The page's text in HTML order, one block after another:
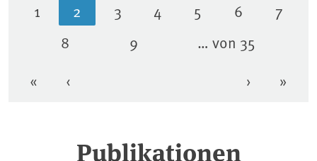
Erste Seite
« Vorherige Seite
‹
Seite
1 Aktuelle Seite
2 Seite
3 Seite
4 Seite
5 Seite
6 Seite
7
Seite
8 Seite
9 … von 35
Nächste
› »
Publikationen